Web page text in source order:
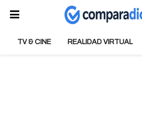
TV & CINE REALIDAD VIRTUAL